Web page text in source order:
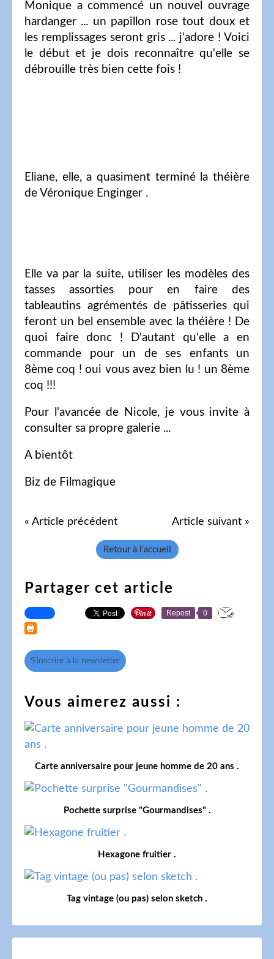
Monique a commencé un nouvel ouvrage
hardanger ... un papillon rose tout doux et
les remplissages seront gris ... j'adore ! Voici
le début et je dois reconnaître qu'elle se
débrouille très bien cette fois !
Eliane, elle, a quasiment terminé la théière
de Véronique Enginger .
Elle va par la suite, utiliser les modèles des
tasses assorties pour en faire des
tableautins agrémentés de pâtisseries qui
feront un bel ensemble avec la théière ! De
quoi faire donc ! D'autant qu'elle a en
commande pour un de ses enfants un
8ème coq ! oui vous avez bien lu ! un 8ème
coq !!!
Pour l'avancée de Nicole, je vous invite à
consulter sa propre galerie ...
A bientôt
Biz de Filmagique
« Article précédent Article suivant »
Retour à l'accueil
Partager cet article
Repost 0
S'inscrire à la newsletter
Vous aimerez aussi :
Carte anniversaire pour jeune homme de 20 ans .
Pochette surprise "Gourmandises" .
Hexagone fruitier .
Tag vintage (ou pas) selon sketch .